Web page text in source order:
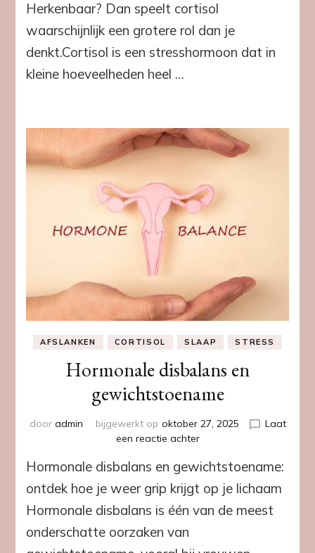
Herkenbaar? Dan speelt cortisol
waarschijnlijk een grotere rol dan je
denkt.Cortisol is een stresshormoon dat in
kleine hoeveelheden heel …
AFSLANKEN CORTISOL SLAAP STRESS
Hormonale disbalans en
gewichtstoename
door admin bijgewerkt op oktober 27, 2025
Laat
een reactie achterop
disbalans
gewichtstoename
Hormonale disbalans en gewichtstoename:
ontdek hoe je weer grip krijgt op je lichaam
Hormonale disbalans is één van de meest
onderschatte oorzaken van